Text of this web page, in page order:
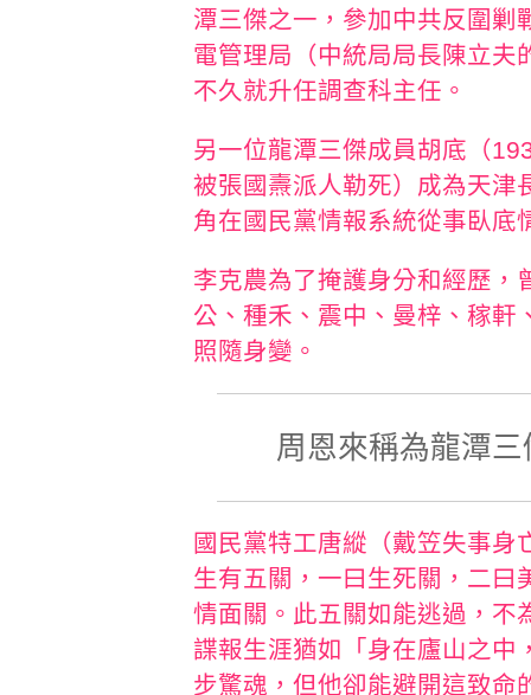
潭三傑之一，參加中共反圍剿
電管理局（中統局局長陳立夫
不久就升任調查科主任。
另一位龍潭三傑成員胡底（
被張國燾派人勒死）成為天津
角在國民黨情報系統從事臥底
李克農為了掩護身分和經歷，
公、種禾、震中、曼梓、稼軒
照隨身變。
周恩來稱為龍潭
國民黨特工唐縱（戴笠失事
生有五關，一曰生死關，二曰
情面關。此五關如能逃過，不
諜報生涯猶如「身在廬山之中
步驚魂，但他卻能避開這致命